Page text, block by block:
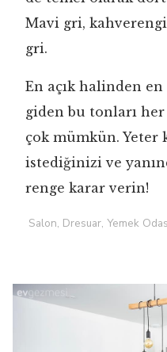
Mavi gri,
gri.
En açık halinden
giden bu tonları
çok mümkün.
istediğinizi ve
renge karar verin!
Salon, Dresuar, Yemek